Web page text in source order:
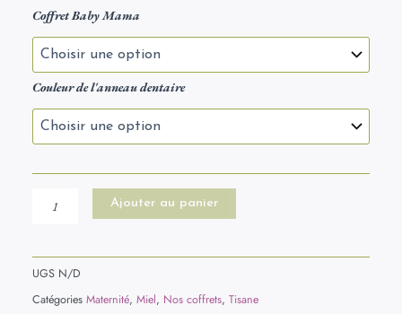
Coffret Baby Mama
Couleur de l'anneau dentaire
quantité
Le
Baby
Ajouter au panier
UGS N/D
Catégories Maternité, Miel, Nos coffrets, Tisane